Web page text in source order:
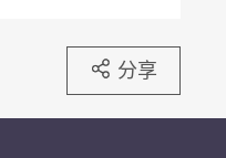
分享